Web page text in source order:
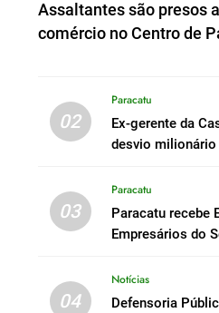
Assaltantes são presos
comércio no Centro de
02
Paracatu
Ex-gerente da
desvio milionário
03
Paracatu
Paracatu recebe
Empresários do
04
Notícias
Defensoria